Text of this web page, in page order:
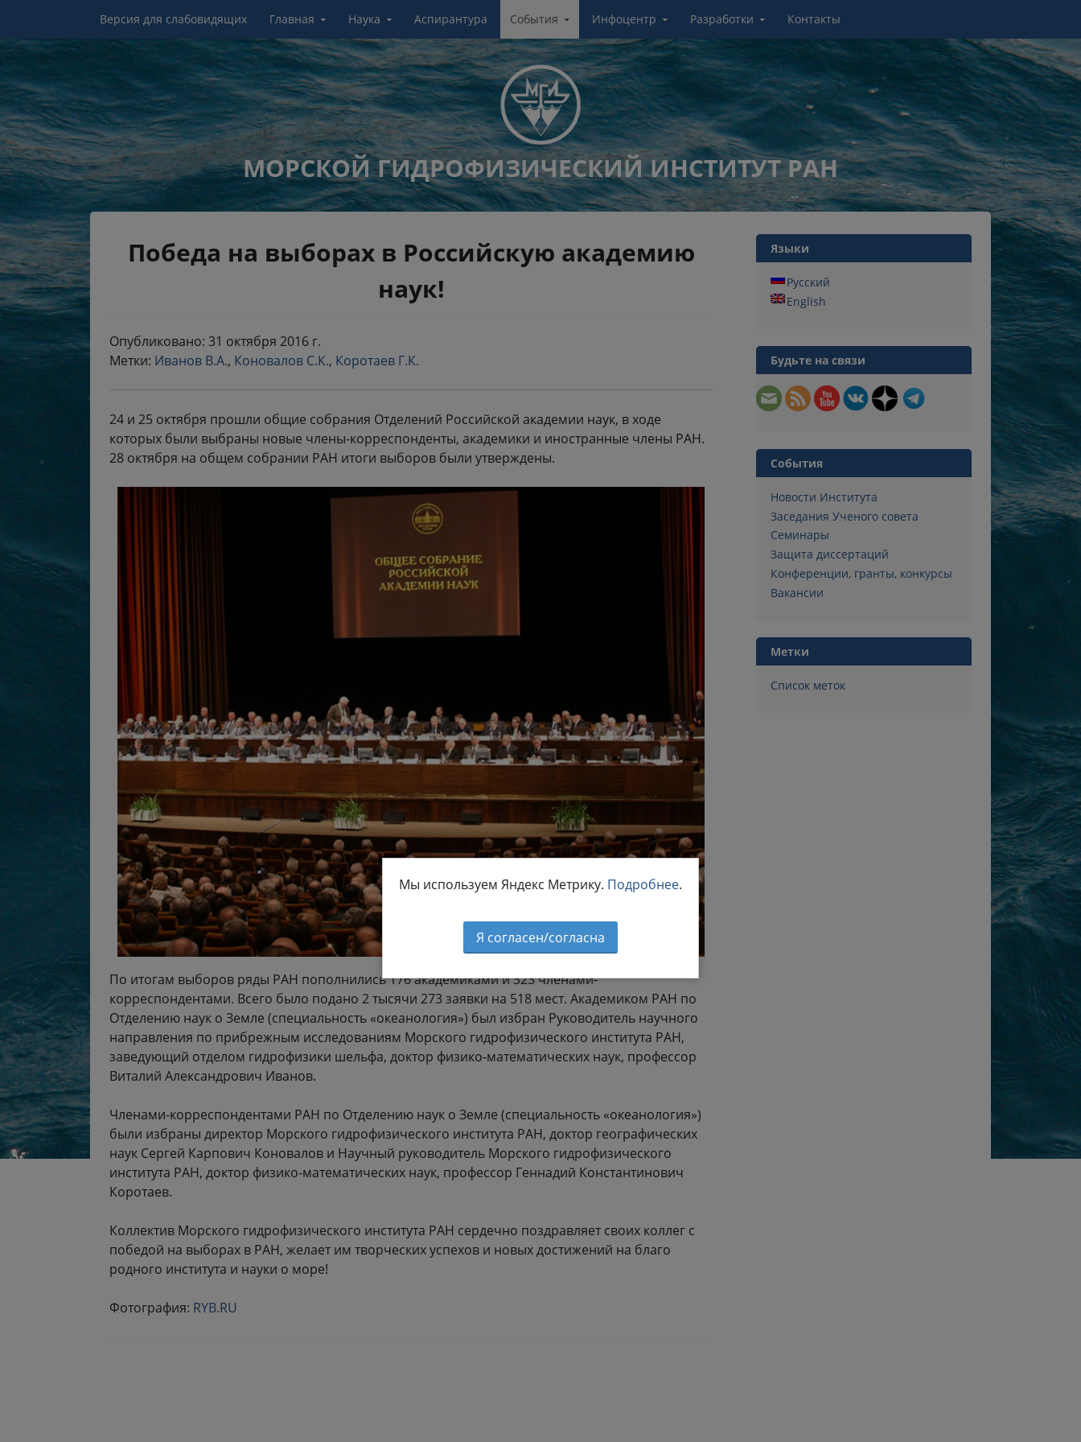
Версия для слабовидящих Главная Наука Аспирантура События Инфоцентр Разработки Контакты
МОРСКОЙ ГИДРОФИЗИЧЕСКИЙ ИНСТИТУТ РАН
Победа на выборах в Российскую академию
наук!
Опубликовано: 31 октября 2016 г.
Метки: Иванов В.А., Коновалов С.К., Коротаев Г.К.
24 и 25 октября прошли общие собрания Отделений Российской академии наук, в ходе
которых были выбраны новые члены-корреспонденты, академики и иностранные члены РАН.
28 октября на общем собрании РАН итоги выборов были утверждены.
По итогам выборов ряды РАН пополнились 176 академиками и 323 членами-
корреспондентами. Всего было подано 2 тысячи 273 заявки на 518 мест. Академиком РАН по
Отделению наук о Земле (специальность «океанология») был избран Руководитель научного
направления по прибрежным исследованиям Морского гидрофизического института РАН,
заведующий отделом гидрофизики шельфа, доктор физико-математических наук, профессор
Виталий Александрович Иванов.
Членами-корреспондентами РАН по Отделению наук о Земле (специальность «океанология»)
были избраны директор Морского гидрофизического института РАН, доктор географических
наук Сергей Карпович Коновалов и Научный руководитель Морского гидрофизического
института РАН, доктор физико-математических наук, профессор Геннадий Константинович
Коротаев.
Коллектив Морского гидрофизического института РАН сердечно поздравляет своих коллег с
победой на выборах в РАН, желает им творческих успехов и новых достижений на благо
родного института и науки о море!
Фотография: RYB.RU
Языки
Русский
English
Будьте на связи
События
Новости Института
Заседания Ученого совета
Семинары
Защита диссертаций
Конференции, гранты, конкурсы
Вакансии
Метки
Список меток
Мы используем Яндекс Метрику. Подробнее.
Я согласен/согласна